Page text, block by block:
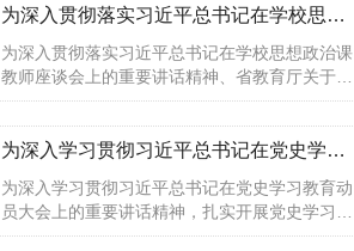
为深入贯彻落实习近平总书记在学校思想政治课教师座谈会上的重要
为深入贯彻落实习近平总书记在学校思想政治课
教师座谈会上的重要讲话精神、省教育厅关于组
织开展江西省高校思政课教师“一线课堂”活动精
神，4月23至24日，我院思政部主任黄立群带领
思政课教师及学生代表一行1... <
为深入学习贯彻习近平总书记在党史学习教育动员大会上的重要讲话
为深入学习贯彻习近平总书记在党史学习教育动
员大会上的重要讲话精神，扎实开展党史学习教
育，重温革命历史，4月16日下午，我院党史学